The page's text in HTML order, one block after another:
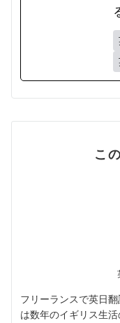
こ
フリーランスで英日
は数年のイギリス生